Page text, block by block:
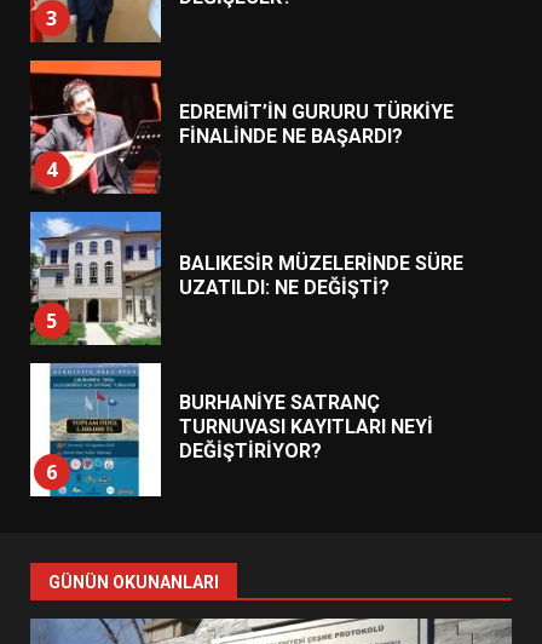
3
4
EDREMİT’İN GURURU TÜRKİYE
FİNALİNDE NE BAŞARDI?
5
BALIKESİR MÜZELERİNDE SÜRE
UZATILDI: NE DEĞİŞTİ?
6
BURHANİYE SATRANÇ
TURNUVASI KAYITLARI NEYİ
DEĞİŞTİRİYOR?
7
YENİ YÖNETİM NASIL
ŞEKİLLENDİ?
GÜNÜN OKUNANLARI